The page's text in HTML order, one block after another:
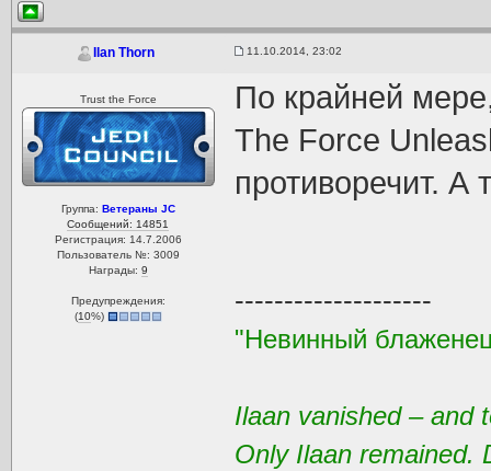
Ilan Thorn 11.10.2014, 23:02
Trust the Force
Группа: Ветераны JC
Сообщений: 14851
Регистрация: 14.7.2006
Пользователь №: 3009
Награды: 9
Предупреждения:
(10%)
По крайней
The Force
противоречит.
--------------------
"Невинный
Ilaan vanished – and
Only Ilaan remained.